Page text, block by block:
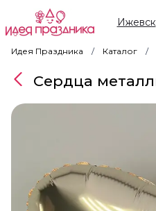
Ижевск
Идея Праздника Каталог
Сердца